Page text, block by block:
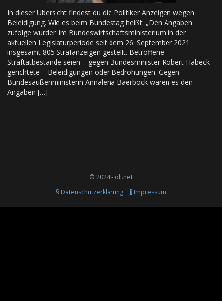
In dieser Übersicht findest du die Politiker Anzeigen wegen
Beleidigung. Wie es beim Bundestag heißt: „Den Angaben
zufolge wurden im Bundeswirtschaftsministerium in der
aktuellen Legislaturperiode seit dem 26. September 2021
insgesamt 805 Strafanzeigen gestellt. Betroffene
Straftatbestände seien – gegen Bundesminister Robert Habeck
gerichtete – Beleidigungen oder Bedrohungen. Gegen
Bundesaußenministerin Annalena Baerbock waren es den
Angaben […]
© 2024 - oli.net
§ Datenschutzerklärung
Impressum